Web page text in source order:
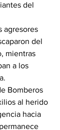
del
agresores
del
mientras
a los
Bomberos
al herido
hacia